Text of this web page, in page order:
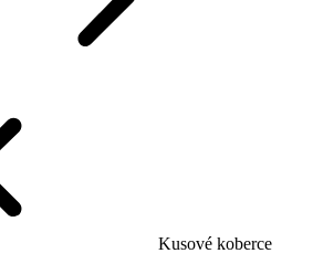
Kusové koberce